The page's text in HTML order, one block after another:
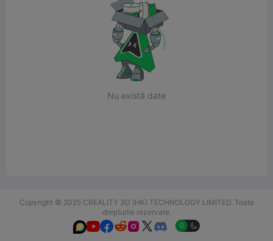
Nu există date
Copyright © 2025 CREALITY 3D (HK) TECHNOLOGY LIMITED. Toate
drepturile rezervate.
  